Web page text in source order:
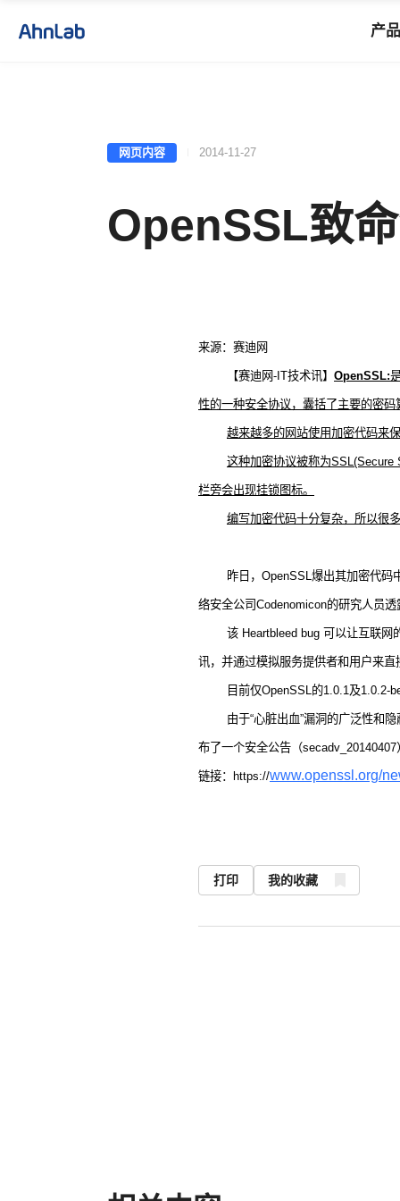
产品
网页内容 2014-11-27
OpenSSL致
来源：赛迪网
【赛迪网-IT技术讯】 OpenSSL:
性的一种安全协议，囊括了主要的密
越来越多的网站使用加密代码来
这种加密协议被称为
栏旁会出现挂锁图标。
编写加密代码十分复杂，所以很
昨日，OpenSSL爆出其加密代
络安全公司Codenomicon的研究人员
该 Heartbleed bug 可以让互联网
讯，并通过模拟服务提供者和用户来
目前仅OpenSSL的1.0.1及1.0.2-
由于“心脏出血”漏洞的广泛性和
布了一个安全公告（
链接：https://www.openssl.org/
打印 我的收藏